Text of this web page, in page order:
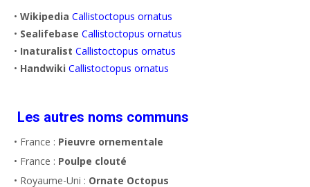
• Wikipedia Callistoctopus ornatus
• Sealifebase Callistoctopus ornatus
• Inaturalist Callistoctopus ornatus
• Handwiki Callistoctopus ornatus
Les autres noms communs
• France : Pieuvre ornementale
• France : Poulpe clouté
• Royaume-Uni : Ornate Octopus